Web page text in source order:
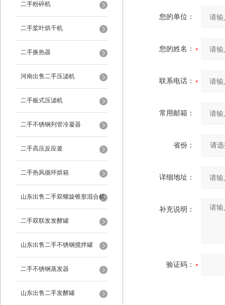
二手粉碎机
二手桨叶烘干机
二手换热器
河南出售二手压滤机
二手板式压滤机
二手不锈钢列管冷凝器
二手高压反应釜
二手热风循环烘箱
山东出售二手双螺旋锥形混合机
二手双联发发酵罐
山东出售二手不锈钢搅拌罐
二手不锈钢蒸发器
山东出售二手发酵罐
您的单位：
您的姓名：
联系电话：
常用邮箱：
省份：
详细地址：
补充说明：
验证码：